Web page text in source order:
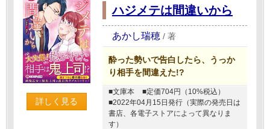
詳しく見る
ハジメテは間違いから
あかし瑞穂 / 著
酔った勢いで告白したら、うっか
り相手を間違えた!?
■文庫本
■定価704円（10%税込）
■2022年04月15日発行（実際の発売日は
書店、各電子ストアによって異なりま
す）